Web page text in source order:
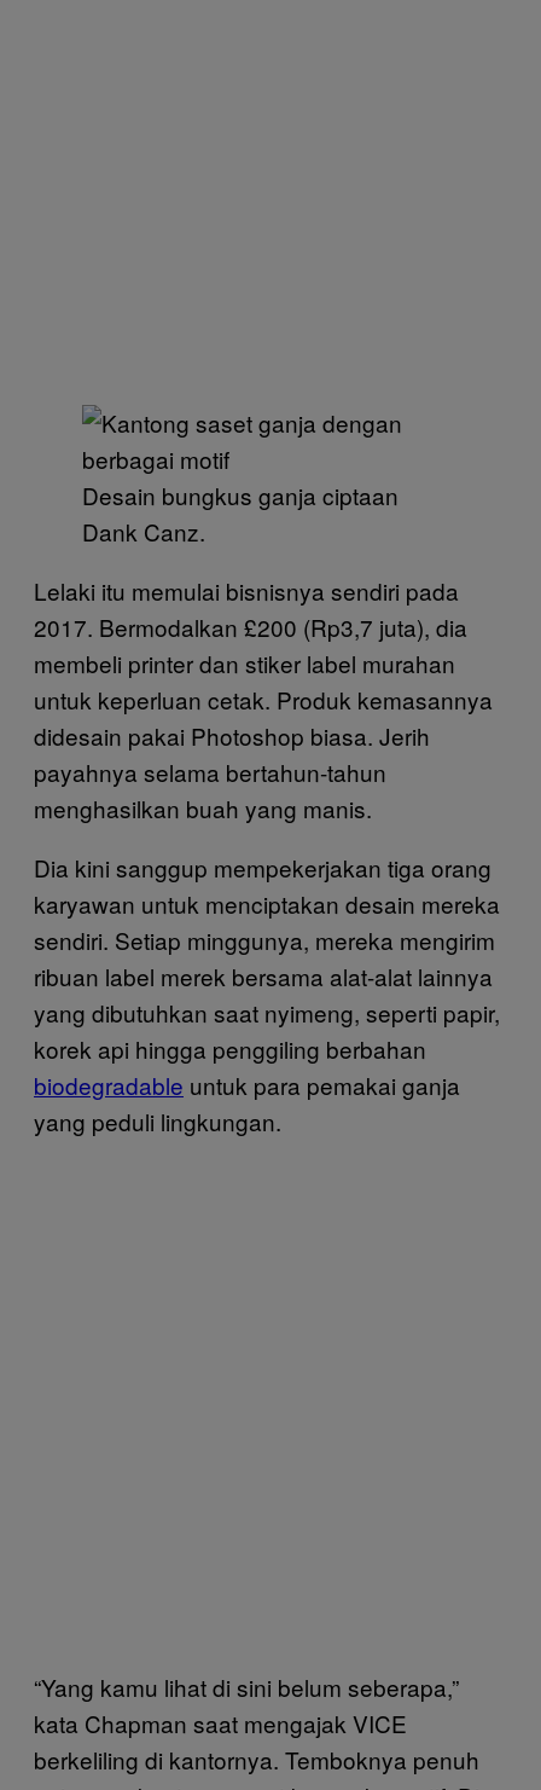
Desain bungkus ganja ciptaan
Dank Canz.
Lelaki itu memulai bisnisnya sendiri pada
2017. Bermodalkan £200 (Rp3,7 juta), dia
membeli printer dan stiker label murahan
untuk keperluan cetak. Produk kemasannya
didesain pakai Photoshop biasa. Jerih
payahnya selama bertahun-tahun
menghasilkan buah yang manis.
Dia kini sanggup mempekerjakan tiga orang
karyawan untuk menciptakan desain mereka
sendiri. Setiap minggunya, mereka mengirim
ribuan label merek bersama alat-alat lainnya
yang dibutuhkan saat nyimeng, seperti papir,
korek api hingga penggiling berbahan
biodegradable untuk para pemakai ganja
yang peduli lingkungan.
“Yang kamu lihat di sini belum seberapa,”
kata Chapman saat mengajak VICE
berkeliling di kantornya. Temboknya penuh